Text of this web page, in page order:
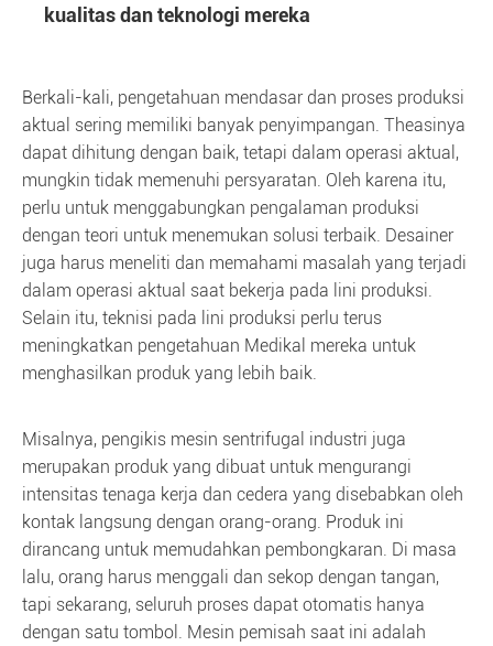
kualitas dan teknologi mereka
Berkali-kali, pengetahuan mendasar dan proses produksi
aktual sering memiliki banyak penyimpangan. Theasinya
dapat dihitung dengan baik, tetapi dalam operasi aktual,
mungkin tidak memenuhi persyaratan. Oleh karena itu,
perlu untuk menggabungkan pengalaman produksi
dengan teori untuk menemukan solusi terbaik. Desainer
juga harus meneliti dan memahami masalah yang terjadi
dalam operasi aktual saat bekerja pada lini produksi.
Selain itu, teknisi pada lini produksi perlu terus
meningkatkan pengetahuan Medikal mereka untuk
menghasilkan produk yang lebih baik.
Misalnya, pengikis mesin sentrifugal industri juga
merupakan produk yang dibuat untuk mengurangi
intensitas tenaga kerja dan cedera yang disebabkan oleh
kontak langsung dengan orang-orang. Produk ini
dirancang untuk memudahkan pembongkaran. Di masa
lalu, orang harus menggali dan sekop dengan tangan,
tapi sekarang, seluruh proses dapat otomatis hanya
dengan satu tombol. Mesin pemisah saat ini adalah